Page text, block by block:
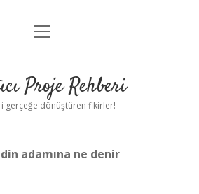
Anasayfa
Yasal Uyarı
menüyü
Proje Rehberi
gerçeğe dönüştüren fikirler!
adamına ne denir